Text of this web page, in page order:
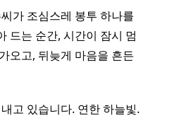
가 조심스레 봉투 하나를
드는 순간, 시간이 잠시 멈
오고, 뒤늦게 마음을 흔든
고 있습니다. 연한 하늘빛.